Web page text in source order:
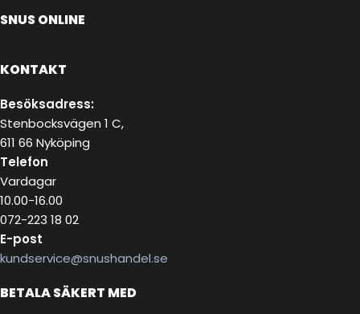
SNUS ONLINE
KONTAKT
Besöksadress:
Stenbocksvägen 1 C,
611 66 Nyköping
Telefon
Vardagar
10.00-16.00
072-223 18 02
E-post
kundservice@snushandel.se
BETALA SÄKERT MED